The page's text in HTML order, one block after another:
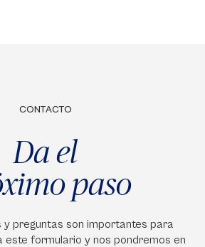
CONTACTO
Da el
paso
y preguntas son importantes para
este formulario y nos pondremos en